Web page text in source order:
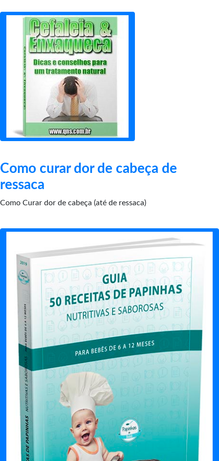
Como curar dor de cabeça de
ressaca
Como Curar dor de cabeça (até de ressaca)